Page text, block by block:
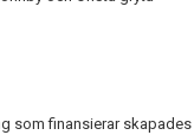
som finansierar